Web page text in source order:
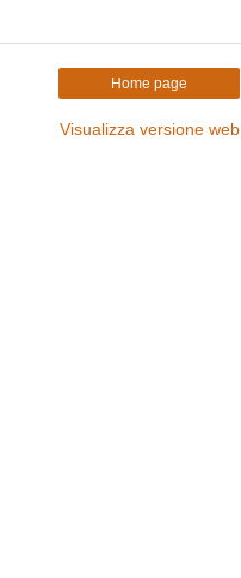
Home page
Visualizza versione web